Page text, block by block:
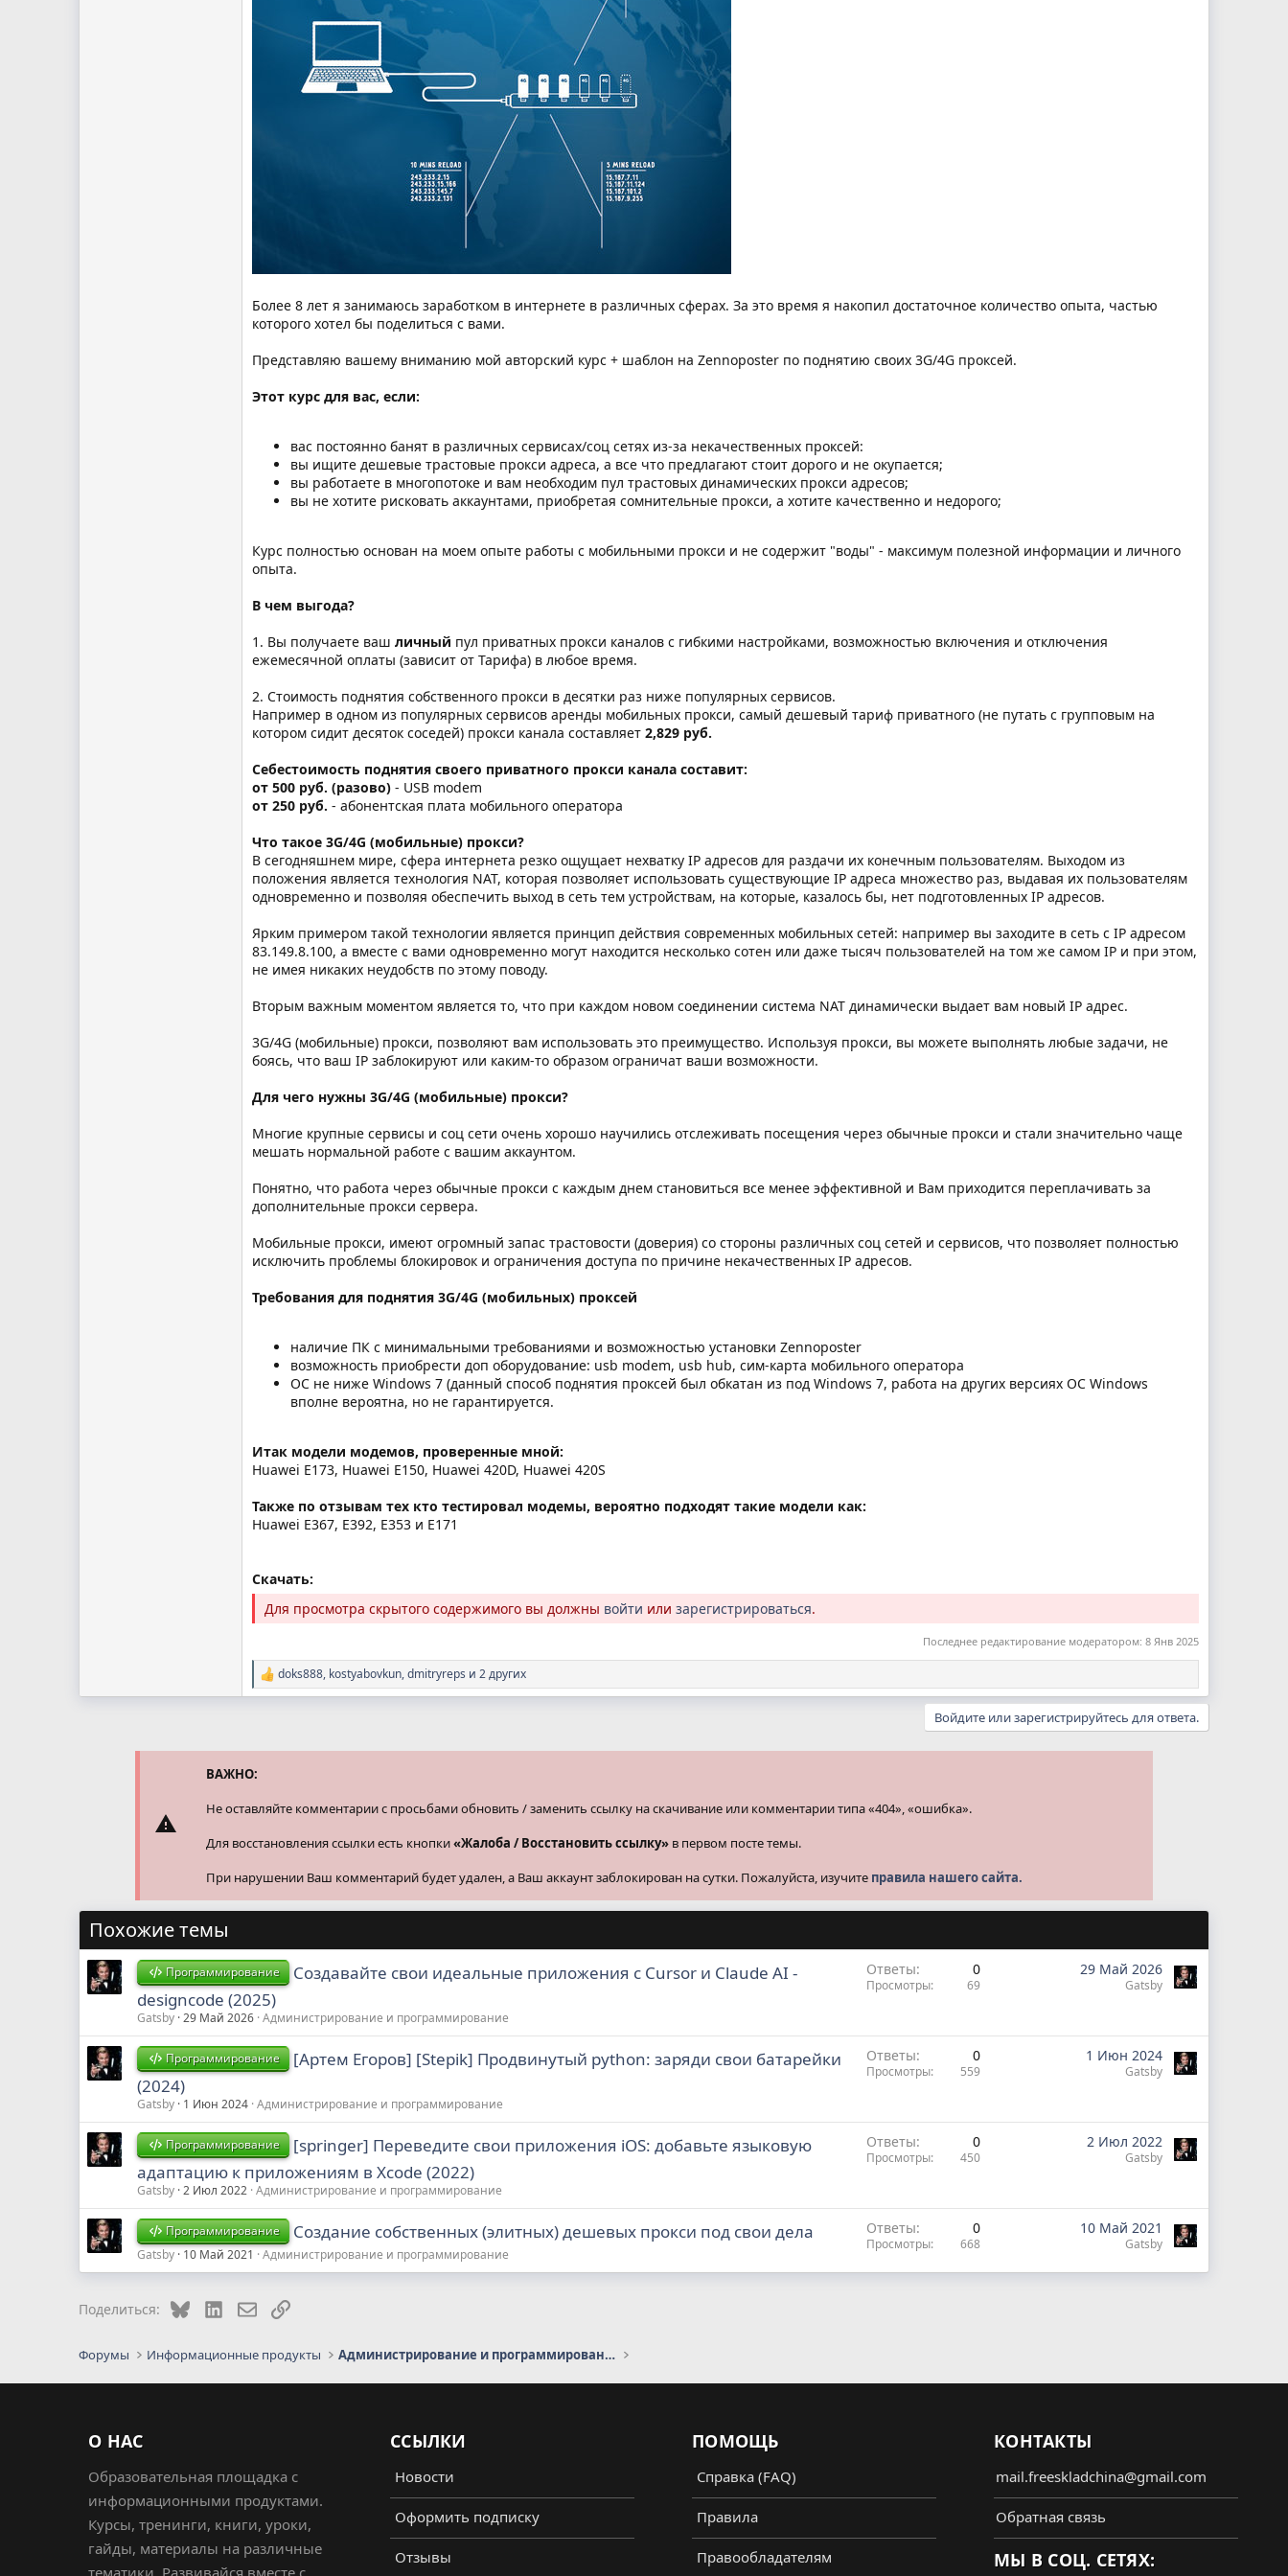
Более 8 лет я занимаюсь заработком в интернете в различных сферах. За это время я накопил достаточное количество опыта, частью
которого хотел бы поделиться с вами.
Представляю вашему вниманию мой авторский курс + шаблон на Zennoposter по поднятию своих 3G/4G проксей.
Этот курс для вас, если:
вас постоянно банят в различных сервисах/соц сетях из-за некачественных проксей:
вы ищите дешевые трастовые прокси адреса, а все что предлагают стоит дорого и не окупается;
вы работаете в многопотоке и вам необходим пул трастовых динамических прокси адресов;
вы не хотите рисковать аккаунтами, приобретая сомнительные прокси, а хотите качественно и недорого;
Курс полностью основан на моем опыте работы с мобильными прокси и не содержит "воды" - максимум полезной информации и личного
опыта.
В чем выгода?
1. Вы получаете ваш личный пул приватных прокси каналов с гибкими настройками, возможностью включения и отключения
ежемесячной оплаты (зависит от Тарифа) в любое время.
2. Стоимость поднятия собственного прокси в десятки раз ниже популярных сервисов.
Например в одном из популярных сервисов аренды мобильных прокси, самый дешевый тариф приватного (не путать с групповым на
котором сидит десяток соседей) прокси канала составляет 2,829 руб.
Себестоимость поднятия своего приватного прокси канала составит:
от 500 руб. (разово) - USB modem
от 250 руб. - абонентская плата мобильного оператора
Что такое 3G/4G (мобильные) прокси?
В сегодняшнем мире, сфера интернета резко ощущает нехватку IP адресов для раздачи их конечным пользователям. Выходом из
положения является технология NAT, которая позволяет использовать существующие IP адреса множество раз, выдавая их пользователям
одновременно и позволяя обеспечить выход в сеть тем устройствам, на которые, казалось бы, нет подготовленных IP адресов.
Ярким примером такой технологии является принцип действия современных мобильных сетей: например вы заходите в сеть с IP адресом
83.149.8.100, а вместе с вами одновременно могут находится несколько сотен или даже тысяч пользователей на том же самом IP и при этом,
не имея никаких неудобств по этому поводу.
Вторым важным моментом является то, что при каждом новом соединении система NAT динамически выдает вам новый IP адрес.
3G/4G (мобильные) прокси, позволяют вам использовать это преимущество. Используя прокси, вы можете выполнять любые задачи, не
боясь, что ваш IP заблокируют или каким-то образом ограничат ваши возможности.
Для чего нужны 3G/4G (мобильные) прокси?
Многие крупные сервисы и соц сети очень xорошо научились отслеживать посещения через обычные прокси и стали значительно чаще
мешать нормальной работе с вашим аккаунтом.
Понятно, что работа через обычные прокси с каждым днем становиться все менее эффективной и Вам приxодится переплачивать за
дополнительные прокси сервера.
Мобильные прокси, имеют огромный запас трастовости (доверия) со стороны различных соц сетей и сервисов, что позволяет полностью
исключить проблемы блокировок и ограничения доступа по причине некачественных IP адресов.
Требования для поднятия 3G/4G (мобильных) проксей
наличие ПК с минимальными требованиями и возможностью установки Zennoposter
возможность приобрести доп оборудование: usb modem, usb hub, сим-карта мобильного оператора
ОС не ниже Windows 7 (данный способ поднятия проксей был обкатан из под Windows 7, работа на других версиях ОС Windows
вполне вероятна, но не гарантируется.
Итак модели модемов, проверенные мной:
Huawei E173, Huawei E150, Huawei 420D, Huawei 420S
Также по отзывам тех кто тестировал модемы, вероятно подходят такие модели как:
Huawei E367, E392, E353 и E171
Скачать:
Для просмотра скрытого содержимого вы должны войти или зарегистрироваться.
Последнее редактирование модератором: 8 Янв 2025
Р
е
doks888, kostyabovkun,dmitryreps и 2 других
Войдите или зарегистрируйтесь для ответа.
ВАЖНО:
Не оставляйте комментарии с просьбами обновить / заменить ссылку на скачивание или комментарии типа «404», «ошибка».
Для восстановления ссылки есть кнопки«Жалоба / Восстановить ссылку» в первом посте темы.
При нарушении Ваш комментарий будет удален, а Ваш аккаунт заблокирован на сутки. Пожалуйста, изучите правила нашего сайта.
Похожие темы
Программирование
Создавайте свои идеальные приложения с Cursor и Claude AI -
designcode (2025)
Gatsby 29 Май 2026 Администрирование и программирование
Ответы 0
Просмотры 69
29 Май 2026
Gatsby
Программирование
[Артем Егоров] [Stepik] Продвинутый python: заряди свои батарейки
(2024)
Gatsby 1 Июн 2024 Администрирование и программирование
Ответы 0
Просмотры 559
1 Июн 2024
Gatsby
Программирование
[springer] Переведите свои приложения iOS: добавьте языковую
адаптацию к приложениям в Xcode (2022)
Gatsby 2 Июл 2022 Администрирование и программирование
Ответы 0
Просмотры 450
2 Июл 2022
Gatsby
Программирование Создание собственных (элитных) дешевых прокси под свои дела
Gatsby 10 Май 2021 Администрирование и программирование
Ответы 0
Просмотры 668
10 Май 2021
Gatsby
Поделиться: BlueskyLinkedInЭлектронная почта
Ссылка
Форумы Информационные продукты Администрирование и программирование
О НАС
Образовательная площадка с
информационными продуктами.
Курсы, тренинги, книги, уроки,
гайды, материалы на различные
тематики. Развивайся вместе с
ССЫЛКИ
Новости
Оформить подписку
Отзывы
ПОМОЩЬ
Справка (FAQ)
Правила
Правообладателям
КОНТАКТЫ
mail.freeskladchina@gmail.com
Обратная связь
МЫ В СОЦ. СЕТЯХ: